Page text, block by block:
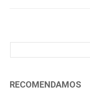
RECOMENDAMOS